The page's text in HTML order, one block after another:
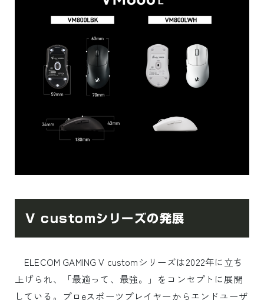
V customシリーズの発展
ELECOM GAMING V customシリーズは2022年に立ち
上げられ、「最適って、最強。」をコンセプトに展開
している。プロeスポーツプレイヤーからエンドユーザ